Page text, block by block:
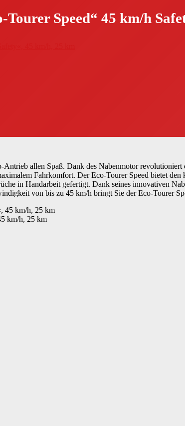
Speed“ 45 km/h
allen Spaß. Dank des Nabenmotor
Fahrkomfort. Der Eco-Tourer Speed bietet
in Handarbeit gefertigt. Dank seines innovativen
von bis zu 45 km/h bringt Sie der Eco-Tourer
km/h, 25 km